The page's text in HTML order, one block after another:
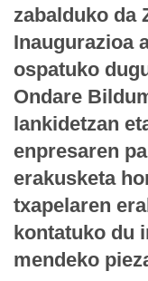
zabalduko da
Inaugurazioa
ospatuko
Ondare
lankidetzan
enpresaren
erakusketa
txapelaren
kontatuko du
mendeko